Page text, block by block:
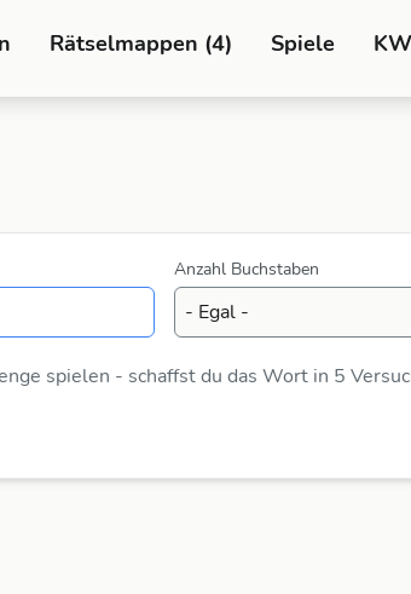
Rätselmappen (4) Spiele
Anzahl Buchstaben
spielen - schaffst du das Wort in 5